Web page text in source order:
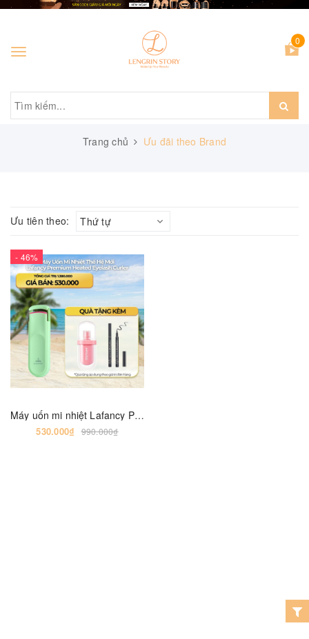
Toggle
0
Trang chủ Ưu đãi theo Brand
Ưu tiên theo: Thứ tự
- 46%
Máy uốn mi nhiệt Lafancy Premium Heated Eyelash Curler
530.000₫ 990.000₫